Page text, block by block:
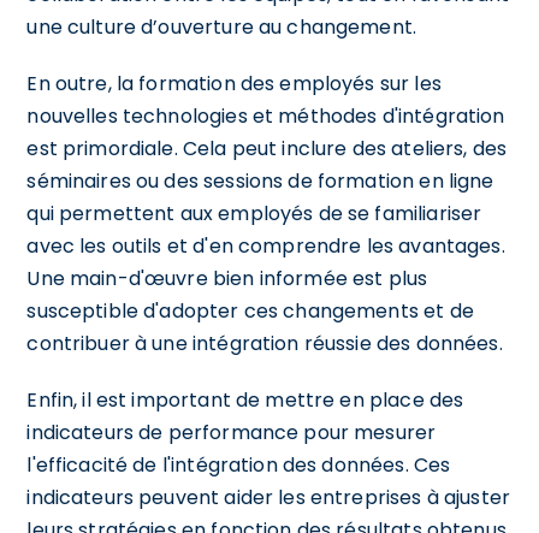
une culture d’ouverture au changement.
En outre, la formation des employés sur les
nouvelles technologies et méthodes d'intégration
est primordiale. Cela peut inclure des ateliers, des
séminaires ou des sessions de formation en ligne
qui permettent aux employés de se familiariser
avec les outils et d'en comprendre les avantages.
Une main-d'œuvre bien informée est plus
susceptible d'adopter ces changements et de
contribuer à une intégration réussie des données.
Enfin, il est important de mettre en place des
indicateurs de performance pour mesurer
l'efficacité de l'intégration des données. Ces
indicateurs peuvent aider les entreprises à ajuster